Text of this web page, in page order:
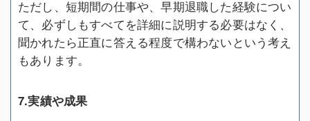
ただし、短期間の仕事や、早期退職した経験につい
て、必ずしもすべてを詳細に説明する必要はなく、
聞かれたら正直に答える程度で構わないという考え
もあります。
7.実績や成果